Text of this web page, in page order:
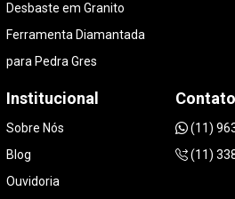
Desbaste em Granito
Ferramenta Diamantada
para Pedra Gres
Institucional
Sobre Nós
Blog
Ouvidoria
Contato
(11)
(11)